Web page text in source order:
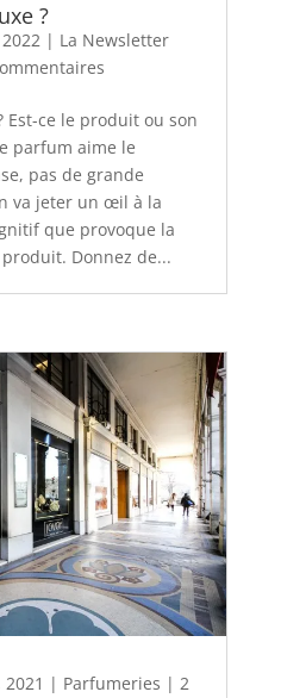
?
| La Newsletter
Est-ce le produit ou son
parfum aime le
pas de grande
va jeter un œil à la
que provoque la
Donnez de...
2021 | Parfumeries | 2